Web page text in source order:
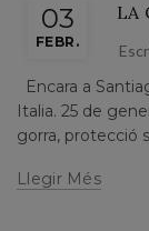
03
FEBR.
LA
Encara a
Italia. 25 de
gorra, protecció
Llegir Més